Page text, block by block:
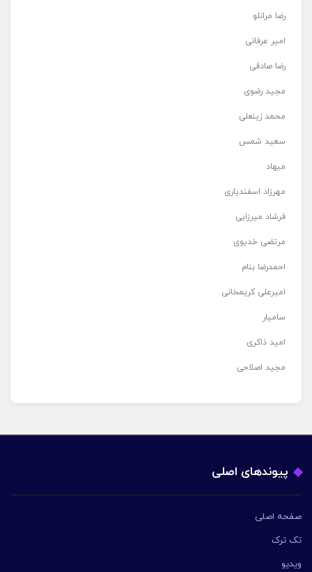
رضا مرانلو
امیر عرفانی
رضا صادقی
مجید رضوی
محمد زینعلی
سعید شمس
میهاد
مهرزاد اسفندیاری
فرشاد میرزایی
مرتضی خدیوی
احمدرضا بنام
امیرعلی کریمخانی
سامیار
امید ذاکری
مجید اصلاحی
پیوندهای اصلی
صفحه اصلی
تک ترک
ویدیو